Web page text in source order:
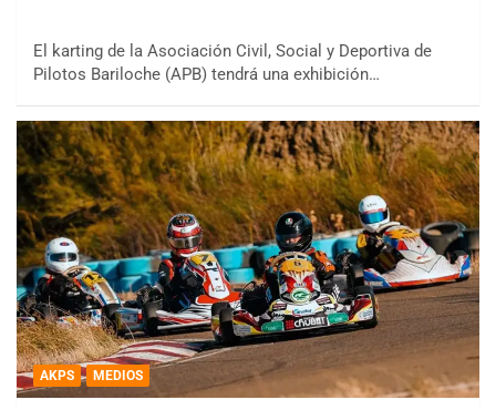
El karting de la Asociación Civil, Social y Deportiva de
Pilotos Bariloche (APB) tendrá una exhibición…
AKPS MEDIOS